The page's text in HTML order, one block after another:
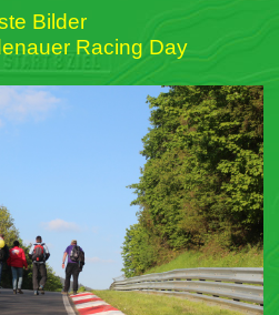
Bilder
Racing Day